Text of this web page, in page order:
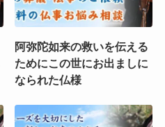
阿弥陀如来の救いを伝える
ためにこの世にお出ましに
なられた仏様